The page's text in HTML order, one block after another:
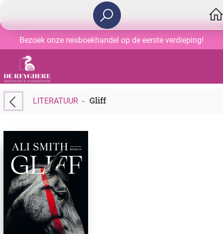
Bezoek onze reisboekhandel op de eerste verdieping!
LITERATUUR- Gliff